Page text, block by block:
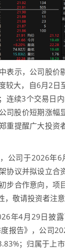
示，公司股价
较大，自6月2日
连续3个交易日
司股价短期涨幅
重提醒广大投资
司于2026年6
协议并拟设立合
步合作意向，项
敬请投资者注意
年4月29日披露
报告》，公司
；归属于上